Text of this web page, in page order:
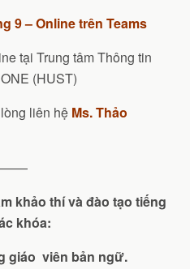
9 – Online trên Teams
tại Trung tâm Thông tin
(HUST)
liên hệ Ms. Thảo
khảo thí và đào tạo tiếng
khóa:
giáo viên bản ngữ.